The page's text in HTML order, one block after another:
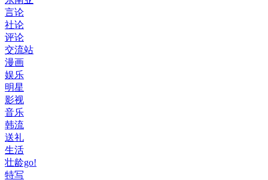
言论
社论
评论
交流站
漫画
娱乐
明星
影视
音乐
韩流
送礼
生活
壮龄go!
特写